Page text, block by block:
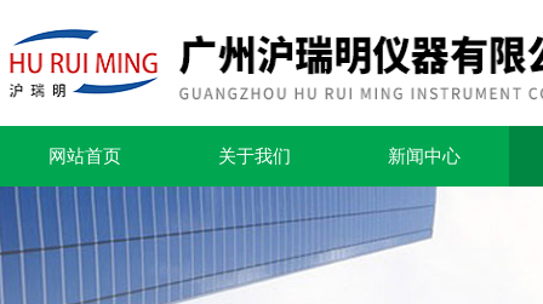
网站首页 关于我们 新闻中心